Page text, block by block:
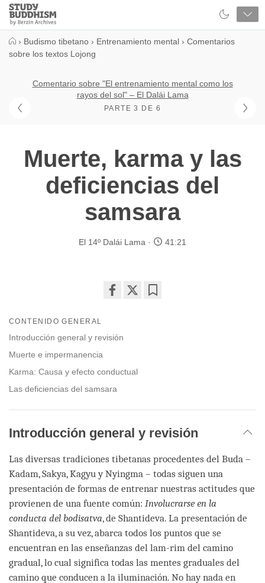
Close
Study
Buddhism
› Budismo tibetano › Entrenamiento mental › Comentarios
sobre los textos Lojong
Comentario sobre "El entrenamiento mental como los
rayos del sol" – El Dalái Lama
PARTE 3 DE 6
Muerte, karma y las
deficiencias del
samsara
El 14º Dalái Lama 41:21
facebook
CONTENIDO GENERAL
Introducción general y revisión
Muerte e impermanencia
Karma: Causa y efecto conductual
Las deficiencias del samsara
Introducción general y revisión
Las diversas tradiciones tibetanas procedentes del Buda –
Kadam, Sakya, Kagyu y Nyingma – todas siguen una
presentación de formas de entrenar nuestras actitudes que
provienen de una fuente común: Involucrarse en la
conducta del bodisatva, de Shantideva. La presentación de
Shantideva, a su vez, abarca todos los puntos que se
encuentran en las enseñanzas del lam-rim del camino
gradual, lo cual significa todas las mentes graduales del
camino que conducen a la iluminación. No hay nada en